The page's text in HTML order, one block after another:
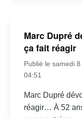
Marc Dupré
ça fait réagir
Publié le samedi
04:51
Marc Dupré
réagir… À 52